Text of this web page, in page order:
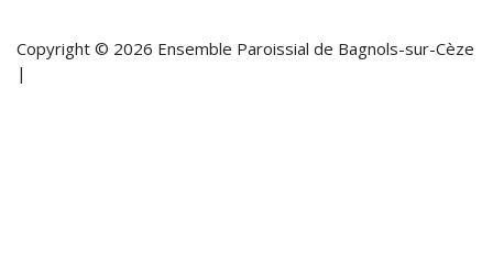
Copyright © 2026 Ensemble Paroissial de Bagnols-sur-Cèze
|